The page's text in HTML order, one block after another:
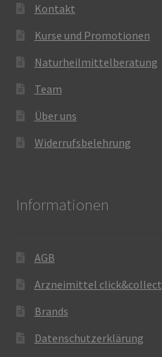
Kontakt
Kurse und Promotionen
Naturheilmittelberatung
Team
Über uns
Widerrufsbelehrung
Informationen
AGB
Arzneimittel click&collect
Brands
Datenschutzerklärung